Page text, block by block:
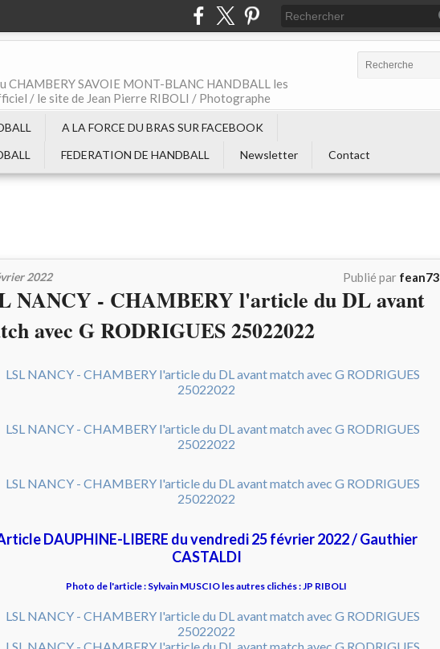
CHAMBERY SAVOIE MONT-BLANC HANDBALL les
/ le site de Jean Pierre RIBOLI / Photographe
A LA FORCE DU BRAS SUR FACEBOOK
FEDERATION DE HANDBALL Newsletter Contact
2022 Publié par fean73
NANCY - CHAMBERY l'article du DL avant
avec G RODRIGUES 25022022
DAUPHINE-LIBERE du vendredi 25 février 2022 / Gauthier
CASTALDI
Photo de l'article : Sylvain MUSCIO les autres clichés : JP RIBOLI